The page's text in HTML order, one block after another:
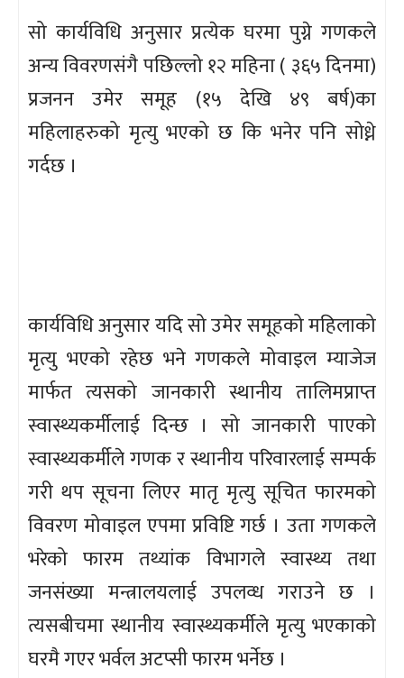
सो कार्यविधि अनुसार प्रत्येक घरमा पुग्ने गणकले
अन्य विवरणसंगै पछिल्लो १२ महिना ( ३६५ दिनमा)
प्रजनन उमेर समूह (१५ देखि ४९ बर्ष)का
महिलाहरुको मृत्यु भएको छ कि भनेर पनि सोध्ने
गर्दछ ।
कार्यविधि अनुसार यदि सो उमेर समूहको महिलाको
मृत्यु भएको रहेछ भने गणकले मोवाइल म्याजेज
मार्फत त्यसको जानकारी स्थानीय तालिमप्राप्त
स्वास्थ्यकर्मीलाई दिन्छ । सो जानकारी पाएको
स्वास्थ्यकर्मीले गणक र स्थानीय परिवारलाई सम्पर्क
गरी थप सूचना लिएर मातृ मृत्यु सूचित फारमको
विवरण मोवाइल एपमा प्रविष्टि गर्छ । उता गणकले
भरेको फारम तथ्यांक विभागले स्वास्थ्य तथा
जनसंख्या मन्त्रालयलाई उपलव्ध गराउने छ ।
त्यसबीचमा स्थानीय स्वास्थ्यकर्मीले मृत्यु भएकाको
घरमै गएर भर्वल अटप्सी फारम भर्नेछ ।